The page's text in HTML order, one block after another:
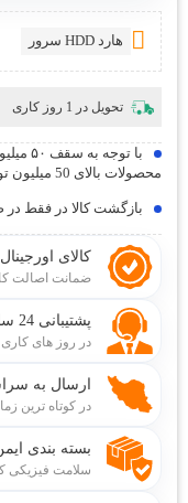
هارد HDD سرور
تحویل در 1 روز کاری
با
محصولات بالای 50 میلیون تومان با شماره 02191097707 تماس بگیرید.
بازگشت کالا در فقط
کالای اورجینال
ضمانت اصالت
پشتیبانی 24 ساعته
در روز های کاری
ارسال به
در کوتاه ترین
بسته بندی
سلامت فیزیکی